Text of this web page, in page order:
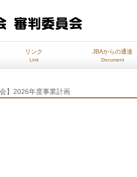
リンク
Link
JBAからの通達
Document
会】2026年度事業計画